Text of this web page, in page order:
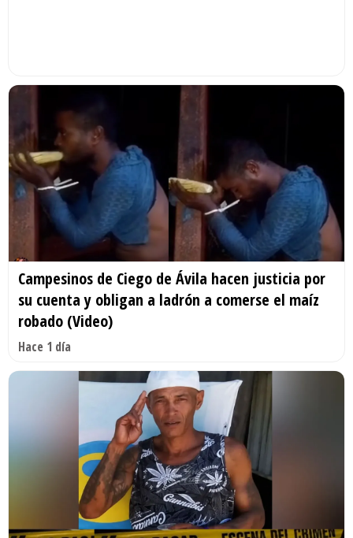
Campesinos de Ciego de Ávila hacen justicia por
su cuenta y obligan a ladrón a comerse el maíz
robado (Video)
Hace 1 día